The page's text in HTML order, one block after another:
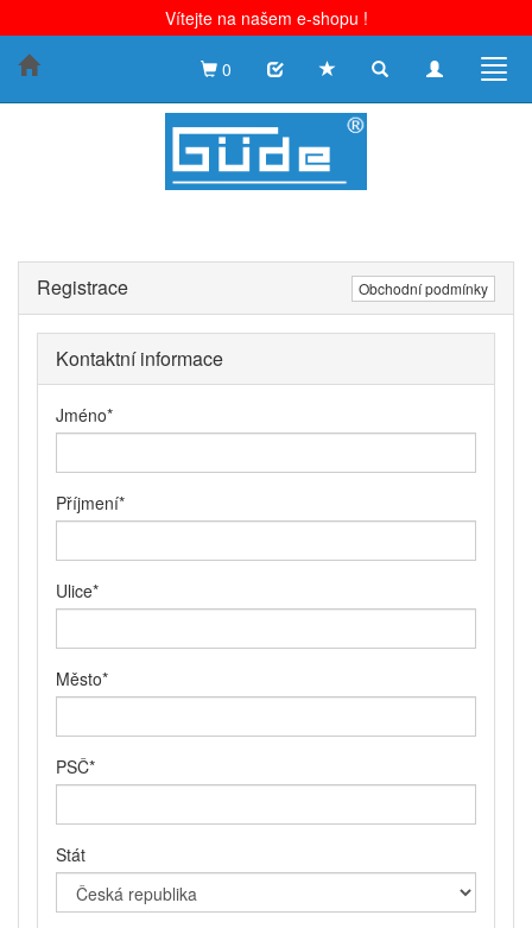
Vítejte na našem e-shopu !
Toggle
Toggle
0
Registrace Obchodní podmínky
Kontaktní informace
Jméno*
Příjmení*
Ulice*
Město*
PSČ*
Stát